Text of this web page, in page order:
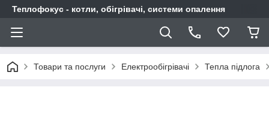
Теплофокус - котли, обігрівачі, системи опалення
Товари та послуги Електрообігрівачі Тепла підлога